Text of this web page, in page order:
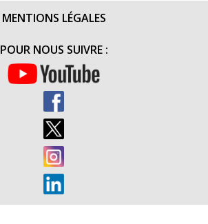
MENTIONS LÉGALES
POUR NOUS SUIVRE :